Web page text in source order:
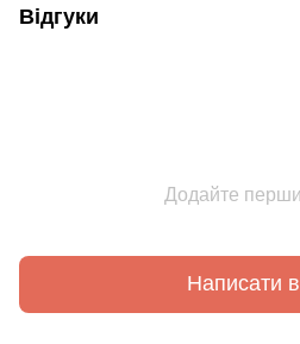
Відгуки
Додайте
Написати